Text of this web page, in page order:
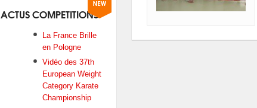
ACTUS COMPETITIONS
La France Brille
en Pologne
Vidéo des 37th
European Weight
Category Karate
Championship